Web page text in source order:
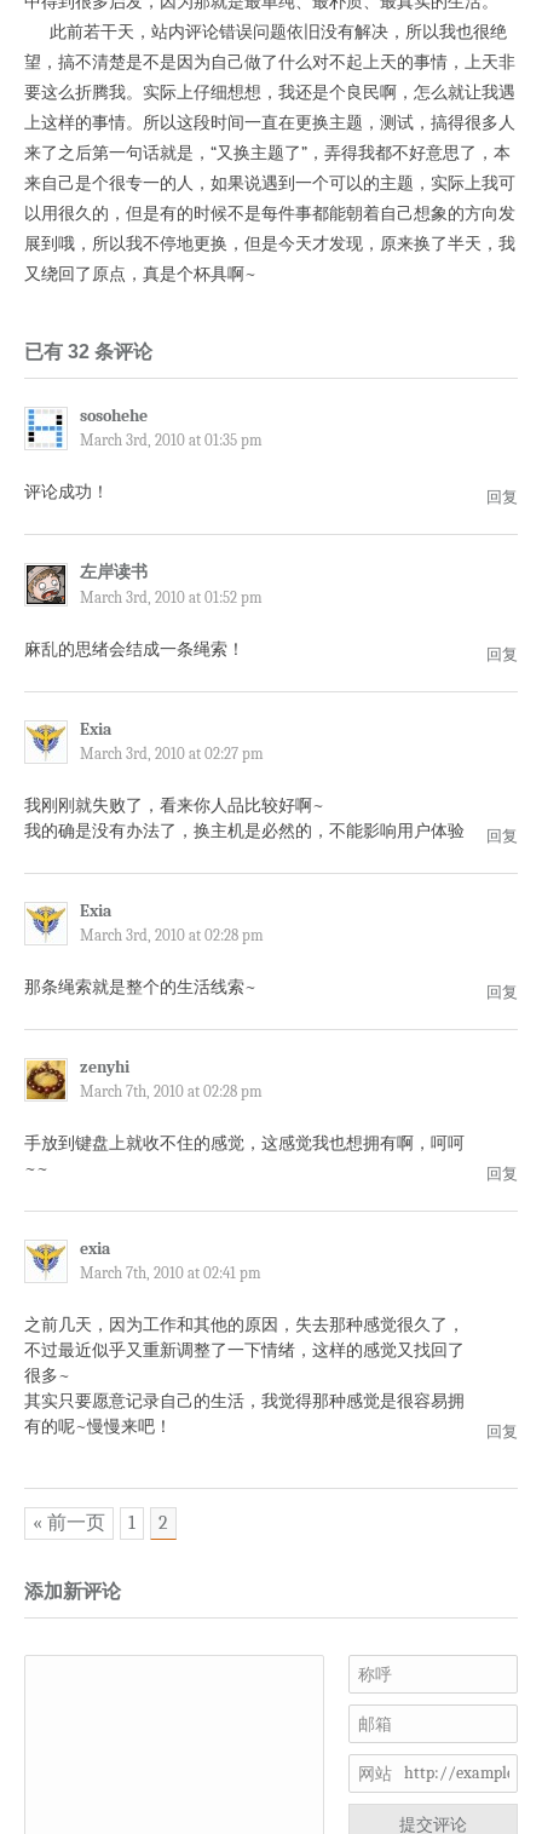
此前若干天，站内评论错误问题依旧没有解决，所以我也很绝
望，搞不清楚是不是因为自己做了什么对不起上天的事情，上天非
要这么折腾我。实际上仔细想想，我还是个良民啊，怎么就让我遇
上这样的事情。所以这段时间一直在更换主题，测试，搞得很多人
来了之后第一句话就是，“又换主题了”，弄得我都不好意思了，本
来自己是个很专一的人，如果说遇到一个可以的主题，实际上我可
以用很久的，但是有的时候不是每件事都能朝着自己想象的方向发
展到哦，所以我不停地更换，但是今天才发现，原来换了半天，我
又绕回了原点，真是个杯具啊~
已有 32 条评论
sosohehe
March 3rd, 2010 at 01:35 pm
评论成功！ 回复
左岸读书
March 3rd, 2010 at 01:52 pm
麻乱的思绪会结成一条绳索！ 回复
Exia
March 3rd, 2010 at 02:27 pm
我刚刚就失败了，看来你人品比较好啊~
我的确是没有办法了，换主机是必然的，不能影响用户体验
回复
Exia
March 3rd, 2010 at 02:28 pm
那条绳索就是整个的生活线索~ 回复
zenyhi
March 7th, 2010 at 02:28 pm
手放到键盘上就收不住的感觉，这感觉我也想拥有啊，呵呵
~~
回复
exia
March 7th, 2010 at 02:41 pm
之前几天，因为工作和其他的原因，失去那种感觉很久了，
不过最近似乎又重新调整了一下情绪，这样的感觉又找回了
很多~
其实只要愿意记录自己的生活，我觉得那种感觉是很容易拥
有的呢~慢慢来吧！
回复
« 前一页 1 2
添加新评论
称呼
邮箱
网站
提交评论